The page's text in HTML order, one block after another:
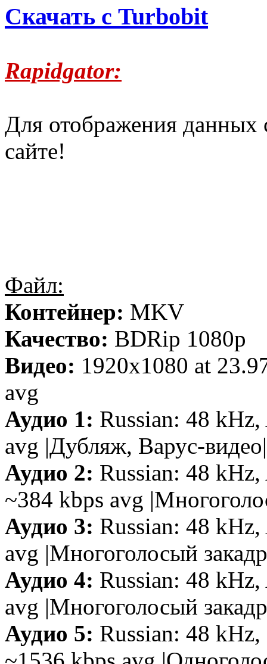
Скачать с Turbobit
Rapidgator:
Для отображения
сайте!
Файл:
Контейнер: MKV
Качество: BDRip 1080p
Видео: 1920x1080 at
avg
Аудио 1: Russian: 48
avg |Дубляж, Варус-видео|
Аудио 2: Russian: 48
~384 kbps avg
Аудио 3: Russian: 48
avg |Многоголосый
Аудио 4: Russian: 48
avg |Многоголосый
Аудио 5: Russian: 48